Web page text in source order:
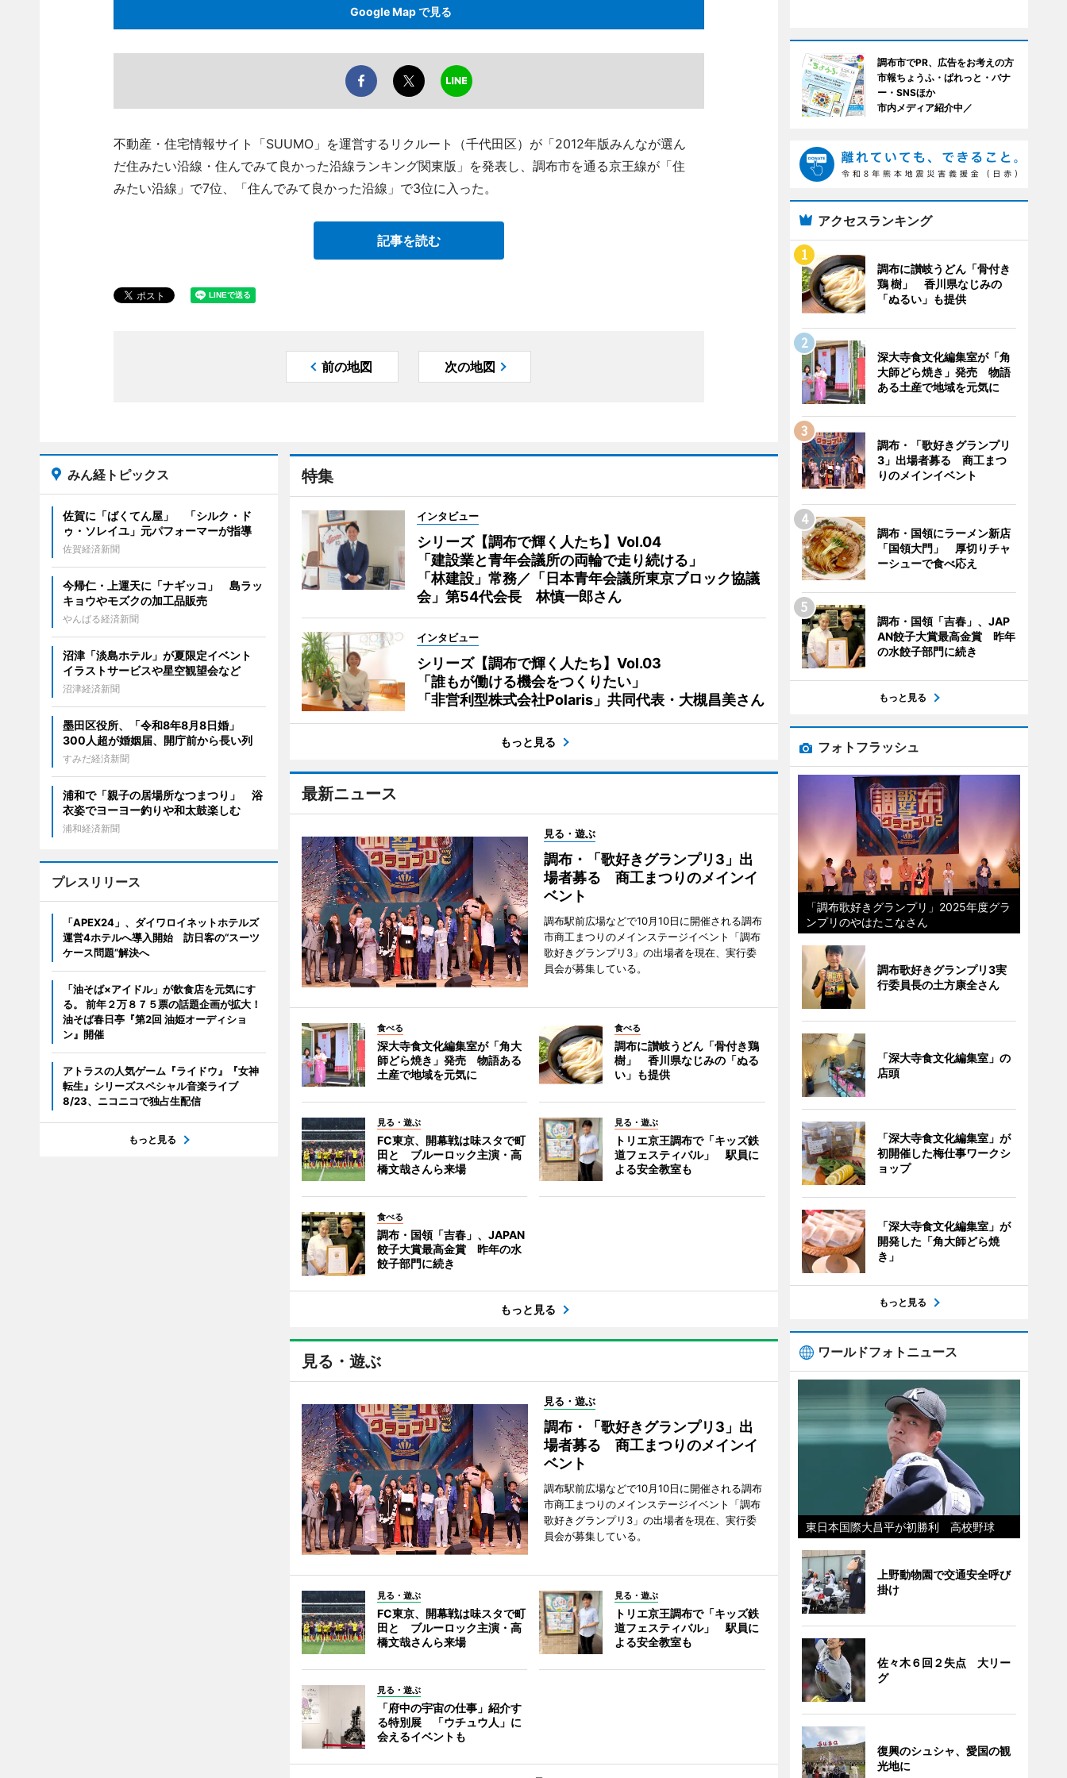
Google Map で見る
不動産・住宅情報サイト「SUUMO」を運営するリクルート（千代田区）が「2012年版みんなが選ん
だ住みたい沿線・住んでみて良かった沿線ランキング関東版」を発表し、調布市を通る京王線が「住
みたい沿線」で7位、「住んでみて良かった沿線」で3位に入った。
記事を読む
前の地図 次の地図
特集
インタビュー
シリーズ【調布で輝く人たち】Vol.04
「建設業と青年会議所の両輪で走り続ける」
「林建設」常務／「日本青年会議所東京ブロック協議
会」第54代会長 林慎一郎さん
インタビュー
シリーズ【調布で輝く人たち】Vol.03
「誰もが働ける機会をつくりたい」
「非営利型株式会社Polaris」共同代表・大槻昌美さん
もっと見る
最新ニュース
見る・遊ぶ
調布・「歌好きグランプリ3」出
場者募る 商工まつりのメインイ
ベント
調布駅前広場などで10月10日に開催される調布
市商工まつりのメインステージイベント「調布
歌好きグランプリ3」の出場者を現在、実行委
員会が募集している。
食べる
深大寺食文化編集室が「角大
師どら焼き」発売 物語ある
土産で地域を元気に
食べる
調布に讃岐うどん「骨付き鶏
樹」 香川県なじみの「ぬる
い」も提供
見る・遊ぶ
FC東京、開幕戦は味スタで町
田と ブルーロック主演・高
橋文哉さんら来場
見る・遊ぶ
トリエ京王調布で「キッズ鉄
道フェスティバル」 駅員に
よる安全教室も
食べる
調布・国領「吉春」、JAPAN
餃子大賞最高金賞 昨年の水
餃子部門に続き
もっと見る
見る・遊ぶ
見る・遊ぶ
調布・「歌好きグランプリ3」出
場者募る 商工まつりのメインイ
ベント
調布駅前広場などで10月10日に開催される調布
市商工まつりのメインステージイベント「調布
歌好きグランプリ3」の出場者を現在、実行委
員会が募集している。
見る・遊ぶ
FC東京、開幕戦は味スタで町
田と ブルーロック主演・高
橋文哉さんら来場
見る・遊ぶ
トリエ京王調布で「キッズ鉄
道フェスティバル」 駅員に
よる安全教室も
見る・遊ぶ
「府中の宇宙の仕事」紹介す
る特別展 「ウチュウ人」に
会えるイベントも
みん経トピックス
佐賀に「ばくてん屋」 「シルク・ド
ゥ・ソレイユ」元パフォーマーが指導
佐賀経済新聞
今帰仁・上運天に「ナギッコ」 島ラッ
キョウやモズクの加工品販売
やんばる経済新聞
沼津「淡島ホテル」が夏限定イベント
イラストサービスや星空観望会など
沼津経済新聞
墨田区役所、「令和8年8月8日婚」
300人超が婚姻届、開庁前から長い列
すみだ経済新聞
浦和で「親子の居場所なつまつり」 浴
衣姿でヨーヨー釣りや和太鼓楽しむ
浦和経済新聞
プレスリリース
「APEX24」、ダイワロイネットホテルズ
運営4ホテルへ導入開始 訪日客の“スーツ
ケース問題”解決へ
「油そば×アイドル」が飲食店を元気にす
る。 前年２万８７５票の話題企画が拡大！
油そば春日亭『第2回 油姫オーディショ
ン』開催
アトラスの人気ゲーム『ライドウ』『女神
転生』シリーズスペシャル音楽ライブ
8/23、ニコニコで独占生配信
もっと見る
調布市でPR、広告をお考えの方
市報ちょうふ・ぱれっと・バナ
ー・SNSほか
市内メディア紹介中／
アクセスランキング
調布に讃岐うどん「骨付き
鶏 樹」 香川県なじみの
「ぬるい」も提供
深大寺食文化編集室が「角
大師どら焼き」発売 物語
ある土産で地域を元気に
調布・「歌好きグランプリ
3」出場者募る 商工まつ
りのメインイベント
調布・国領にラーメン新店
「国領大門」 厚切りチャ
ーシューで食べ応え
調布・国領「吉春」、JAP
AN餃子大賞最高金賞 昨年
の水餃子部門に続き
もっと見る
フォトフラッシュ
「調布歌好きグランプリ」2025年度グラ
ンプリのやはたこなさん
調布歌好きグランプリ3実
行委員長の土方康全さん
「深大寺食文化編集室」の
店頭
「深大寺食文化編集室」が
初開催した梅仕事ワークシ
ョップ
「深大寺食文化編集室」が
開発した「角大師どら焼
き」
もっと見る
ワールドフォトニュース
東日本国際大昌平が初勝利 高校野球
上野動物園で交通安全呼び
掛け
佐々木６回２失点 大リー
グ
復興のシュシャ、愛国の観
光地に